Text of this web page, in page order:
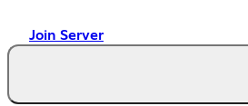
Join Server